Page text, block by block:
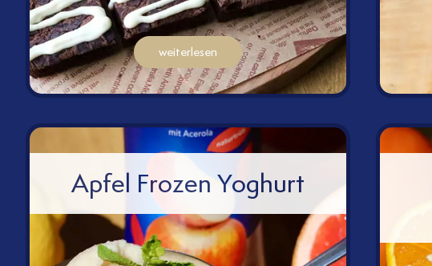
weiterlesen
Apfel Frozen Yoghurt